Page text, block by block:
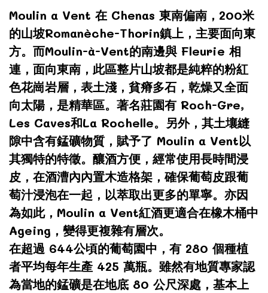
Moulin a Vent 在 Chenas 東南偏南，200米
的山坡Romanèche-Thorin鎮上，主要面向東
方。而Moulin-à-Vent的南邊與 Fleurie 相
連，面向東南，此區整片山坡都是純粹的粉紅
色花崗岩層，表土淺，貧瘠多石，乾燥又全面
向太陽，是精華區。著名莊園有 Roch-Gre,
Les Caves和La Rochelle。另外，其土壤縫
隙中含有錳礦物質，賦予了 Moulin a Vent以
其獨特的特徵。釀酒方便，經常使用長時間浸
皮，在酒漕內內置木造格架，確保葡萄皮跟葡
萄汁浸泡在一起，以萃取出更多的單寧。亦因
為如此，Moulin a Vent紅酒更適合在橡木桶中
Ageing，變得更複雜有層次。
在超過 644公頃的葡萄園中，有 280 個種植
者平均每年生產 425 萬瓶。雖然有地質專家認
為當地的錳礦是在地底 80 公尺深處，基本上